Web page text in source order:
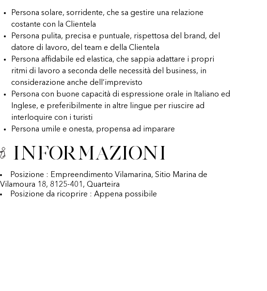
Persona solare, sorridente, che sa gestire una relazione
costante con la Clientela
Persona pulita, precisa e puntuale, rispettosa del brand, del
datore di lavoro, del team e della Clientela
Persona affidabile ed elastica, che sappia adattare i propri
ritmi di lavoro a seconda delle necessità del business, in
considerazione anche dell’imprevisto
Persona con buone capacità di espressione orale in Italiano ed
Inglese, e preferibilmente in altre lingue per riuscire ad
interloquire con i turisti
Persona umile e onesta, propensa ad imparare
Informazioni
Posizione : Empreendimento Vilamarina, Sitio Marina de
Vilamoura 18, 8125-401, Quarteira
Posizione da ricoprire : Appena possibile